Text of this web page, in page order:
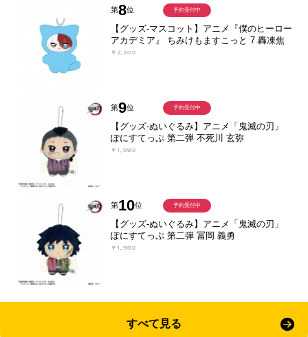
第8位
【グッズ-マスコット】アニメ『僕のヒーロー
アカデミア』 ちみけもますこっと 7.轟凍焦
￥2,200
予約受付中
第9位
【グッズ-ぬいぐるみ】アニメ「鬼滅の刃」
ぽにすてっぷ 第二弾 不死川 玄弥
￥1,980
予約受付中
第10位
【グッズ-ぬいぐるみ】アニメ「鬼滅の刃」
ぽにすてっぷ 第二弾 冨岡 義勇
￥1,980
予約受付中
すべて見る